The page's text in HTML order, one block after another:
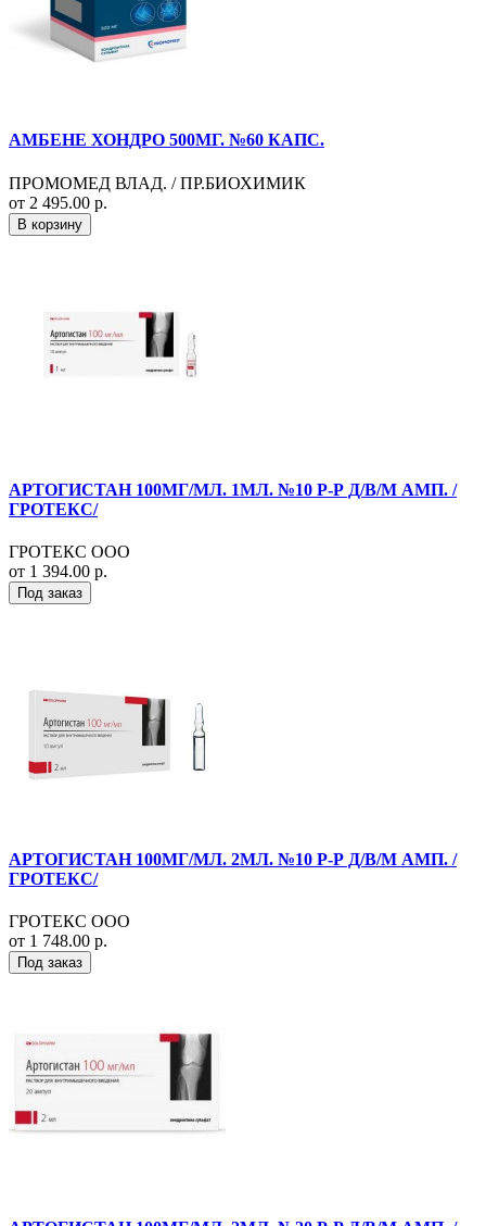
АМБЕНЕ ХОНДРО 500МГ. №60 КАПС.
ПРОМОМЕД ВЛАД. / ПР.БИОХИМИК
от 2 495.00 р.
В корзину
АРТОГИСТАН 100МГ/МЛ. 1МЛ. №10 Р-Р Д/В/М АМП. /
ГРОТЕКС/
ГРОТЕКС ООО
от 1 394.00 р.
Под заказ
АРТОГИСТАН 100МГ/МЛ. 2МЛ. №10 Р-Р Д/В/М АМП. /
ГРОТЕКС/
ГРОТЕКС ООО
от 1 748.00 р.
Под заказ